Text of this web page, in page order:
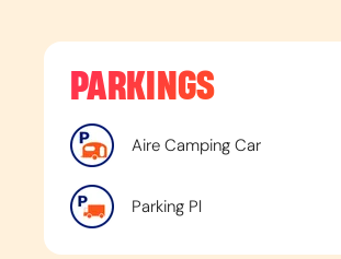
PARKINGS
Aire Camping Car
Parking Pl